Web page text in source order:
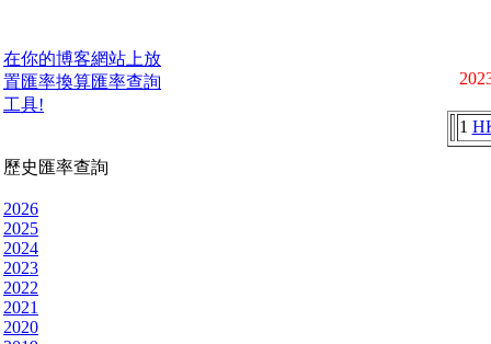
在你的博客網站上放
置匯率換算匯率查詢
工具!
歷史匯率查詢
2026
2025
2024
2023
2022
2021
2020
1